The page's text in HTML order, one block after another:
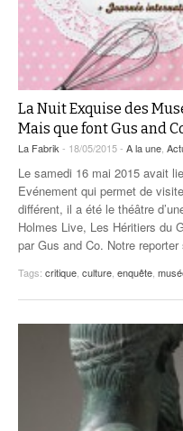
La Nuit Exquise des
Mais que font Gus and
La Fabrik- 18/05/2015 - A la une,
Le samedi 16 mai 2015 avait
Evénement qui permet de
différent, il a été le théâtre
Holmes Live, Les Héritiers du
par Gus and Co. Notre
Tags: critique, culture, enquête,